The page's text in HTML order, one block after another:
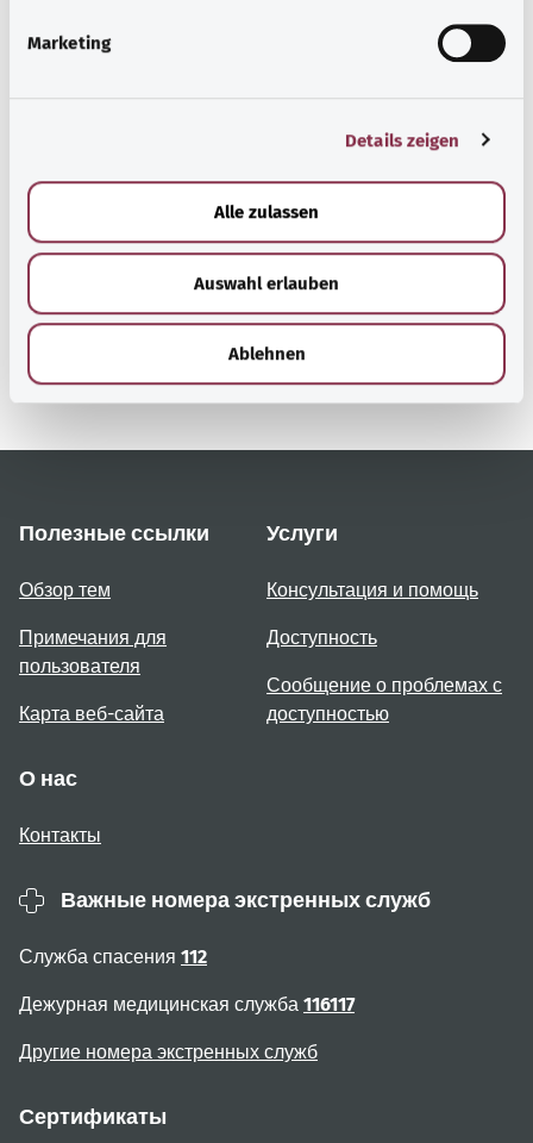
Marketing
Details zeigen
Alle zulassen
Auswahl erlauben
Ablehnen
Gesundheit (BMG, Федеральное министерство
Наверх
gesund.bund.de
Сервис министерства
Bundesministerium für
министерство
здравоохранения).
Полезные ссылки
Обзор тем
Примечания для
пользователя
Карта веб-сайта
Услуги
Консультация и помощь
Доступность
Сообщение о проблемах с
доступностью
О нас
Контакты
Важные номера экстренных служб
Служба спасения 112
Дежурная медицинская служба 116117
Другие номера экстренных служб
Сертификаты